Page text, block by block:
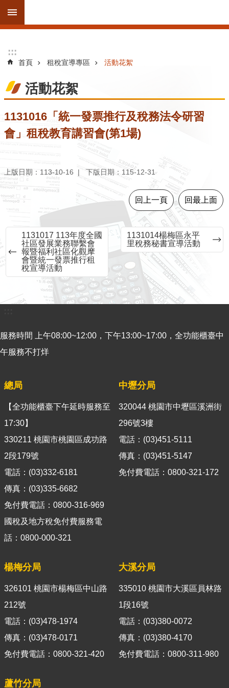
跳到主要內容區塊
階
搜
息
上
服
見
流
務
租
宣
專
分
眾
覽
視
客
服
屋
更
多
服
務
回
:::
:::
首頁 租稅宣導專區 活動花絮
活動花絮
1131016「統一發票推行及稅務法令研習
會」租稅教育講習會(第1場)
上版日期：113-10-16 下版日期：115-12-31
回上一頁 回最上面
1131017 113年度全國
社區發展業務聯繫會
報暨福利社區化觀摩
會暨統一發票推行租
稅宣導活動
1131014楊梅區永平
里稅務秘書宣導活動
服務時間 上午08:00~12:00，下午13:00~17:00，全功能櫃臺中
午服務不打烊
總局
【全功能櫃臺下午延時服務至
17:30】
330211 桃園市桃園區成功路
2段179號
電話：(03)332-6181
傳真：(03)335-6682
免付費電話：0800-316-969
國稅及地方稅免付費服務電
話：0800-000-321
中壢分局
320044 桃園市中壢區溪洲街
296號3樓
電話：(03)451-5111
傳真：(03)451-5147
免付費電話：0800-321-172
楊梅分局
326101 桃園市楊梅區中山路
212號
電話：(03)478-1974
傳真：(03)478-0171
免付費電話：0800-321-420
大溪分局
335010 桃園市大溪區員林路
1段16號
電話：(03)380-0072
傳真：(03)380-4170
免付費電話：0800-311-980
蘆竹分局